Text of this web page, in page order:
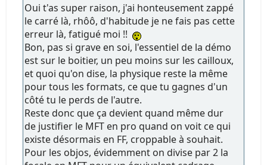
Oui t'as super raison, j'ai honteusement zappé
le carré là, rhôô, d'habitude je ne fais pas cette
erreur là, fatigué moi !!
Bon, pas si grave en soi, l'essentiel de la démo
est sur le boitier, un peu moins sur les cailloux,
et quoi qu'on dise, la physique reste la même
pour tous les formats, ce que tu gagnes d'un
côté tu le perds de l'autre.
Reste donc que ça devient quand même dur
de justifier le MFT en pro quand on voit ce qui
existe désormais en FF, croppable à souhait.
Pour les objos, évidemment on divise par 2 la